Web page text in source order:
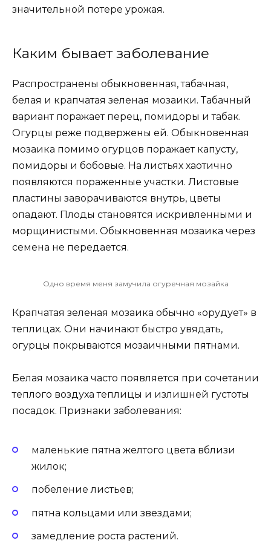
значительной потере урожая.
Каким бывает заболевание
Распространены обыкновенная, табачная,
белая и крапчатая зеленая мозаики. Табачный
вариант поражает перец, помидоры и табак.
Огурцы реже подвержены ей. Обыкновенная
мозаика помимо огурцов поражает капусту,
помидоры и бобовые. На листьях хаотично
появляются пораженные участки. Листовые
пластины заворачиваются внутрь, цветы
опадают. Плоды становятся искривленными и
морщинистыми. Обыкновенная мозаика через
семена не передается.
Одно время меня замучила огуречная мозайка
Крапчатая зеленая мозаика обычно «орудует» в
теплицах. Они начинают быстро увядать,
огурцы покрываются мозаичными пятнами.
Белая мозаика часто появляется при сочетании
теплого воздуха теплицы и излишней густоты
посадок. Признаки заболевания:
маленькие пятна желтого цвета вблизи
жилок;
побеление листьев;
пятна кольцами или звездами;
замедление роста растений.